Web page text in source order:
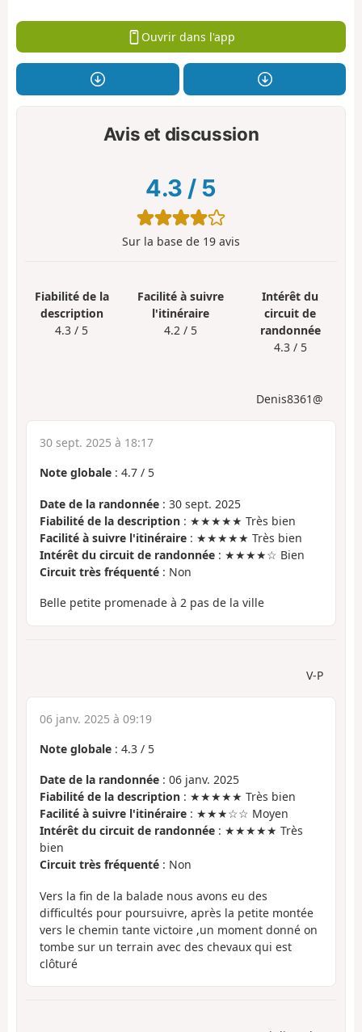
Ouvrir dans l'app
Avis et discussion
4.3 / 5
Sur la base de 19 avis
Fiabilité de la
description
4.3 / 5
Facilité à suivre
l'itinéraire
4.2 / 5
Intérêt du
circuit de
randonnée
4.3 / 5
Denis8361@
30 sept. 2025 à 18:17
Note globale : 4.7 / 5
Date de la randonnée : 30 sept. 2025
Fiabilité de la description : ★★★★★ Très bien
Facilité à suivre l'itinéraire : ★★★★★ Très bien
Intérêt du circuit de randonnée : ★★★★☆ Bien
Circuit très fréquenté : Non
Belle petite promenade à 2 pas de la ville
V-P
06 janv. 2025 à 09:19
Note globale : 4.3 / 5
Date de la randonnée : 06 janv. 2025
Fiabilité de la description : ★★★★★ Très bien
Facilité à suivre l'itinéraire : ★★★☆☆ Moyen
Intérêt du circuit de randonnée : ★★★★★ Très
bien
Circuit très fréquenté : Non
Vers la fin de la balade nous avons eu des
difficultés pour poursuivre, après la petite montée
vers le chemin tante victoire ,un moment donné on
tombe sur un terrain avec des chevaux qui est
clôturé